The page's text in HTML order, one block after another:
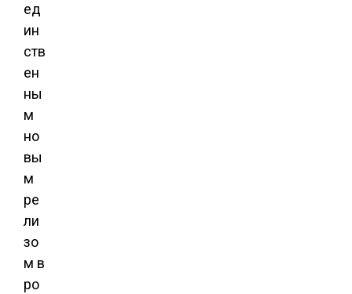
ед
ин
ств
ен
ны
м
но
вы
м
ре
ли
зо
м в
ро